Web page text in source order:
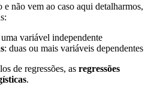
e não vem ao caso aqui detalharmos,
uma variável independente
: duas ou mais variáveis dependentes
de regressões, as regressões
.